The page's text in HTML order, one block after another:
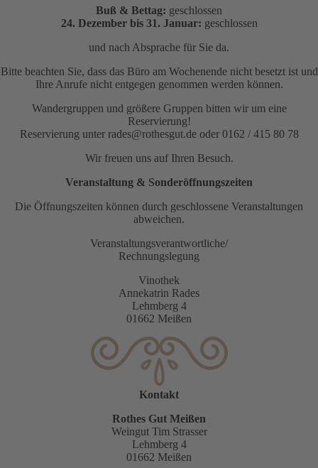
Buß & Bettag: geschlossen
24. Dezember bis 31. Januar: geschlossen
und nach Absprache für Sie da.
Bitte beachten Sie, dass das Büro am Wochenende nicht besetzt ist und
Ihre Anrufe nicht entgegen genommen werden können.
Wandergruppen und größere Gruppen bitten wir um eine
Reservierung!
Reservierung unter rades@rothesgut.de oder 0162 / 415 80 78
Wir freuen uns auf Ihren Besuch.
Veranstaltung & Sonderöffnungszeiten
Die Öffnungszeiten können durch geschlossene Veranstaltungen
abweichen.
Veranstaltungsverantwortliche/
Rechnungslegung
Vinothek
Annekatrin Rades
Lehmberg 4
01662 Meißen
Kontakt
Rothes Gut Meißen
Weingut Tim Strasser
Lehmberg 4
01662 Meißen